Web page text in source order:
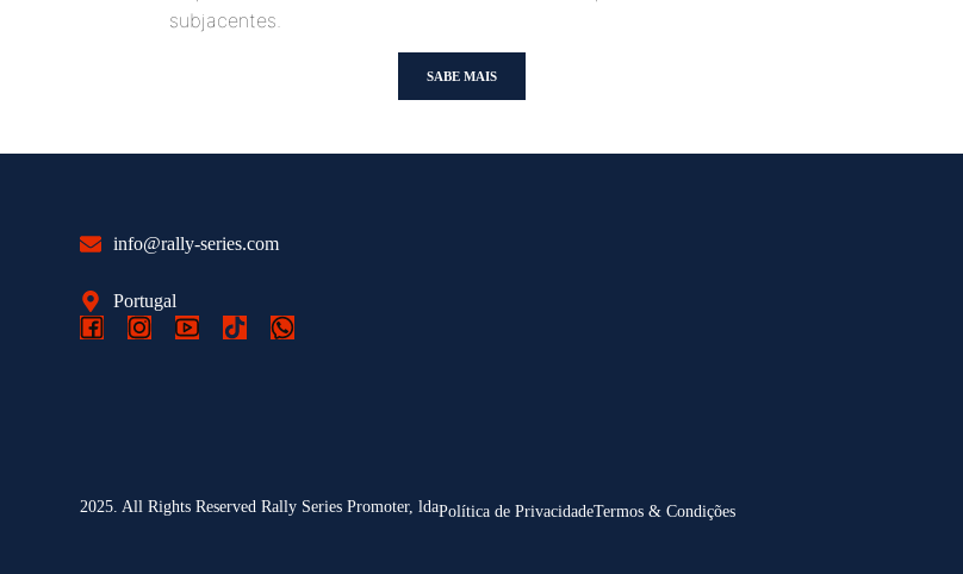
subjacentes.
SABE MAIS
info@rally-series.com
Portugal
2025. All Rights Reserved Rally Series Promoter, ldaPolítica de PrivacidadeTermos & Condições